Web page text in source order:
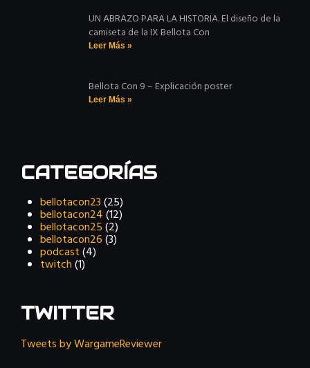
UN ABRAZO PARA LA HISTORIA. El diseño de la
camiseta de la IX Bellota Con
Leer Más »
Bellota Con 9 – Explicación poster
Leer Más »
CATEGORÍAS
bellotacon23(25)
bellotacon24(12)
bellotacon25(2)
bellotacon26(3)
podcast(4)
twitch(1)
TWITTER
Tweets by WargameReviewer